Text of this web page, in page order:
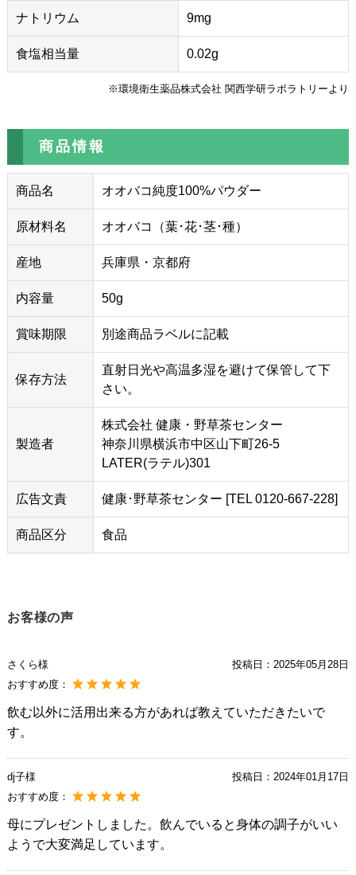
ナトリウム 9mg
食塩相当量 0.02g
※環境衛生薬品株式会社 関西学研ラボラトリーより
商品情報
商品名 オオバコ純度100%パウダー
原材料名 オオバコ（葉･花･茎･種）
産地 兵庫県・京都府
内容量 50g
賞味期限 別途商品ラベルに記載
保存方法
直射日光や高温多湿を避けて保管して下
さい。
製造者
株式会社 健康・野草茶センター
神奈川県横浜市中区山下町26-5
LATER(ラテル)301
広告文責 健康･野草茶センター [TEL 0120-667-228]
商品区分 食品
お客様の声
さくら様 投稿日： 2025年05月28日
おすすめ度：
飲む以外に活用出来る方があれば教えていただきたいで
す。
dj子様 投稿日： 2024年01月17日
おすすめ度：
母にプレゼントしました。飲んでいると身体の調子がいい
ようで大変満足しています。